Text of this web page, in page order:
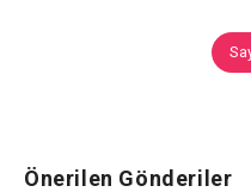
Önerilen Gönderiler